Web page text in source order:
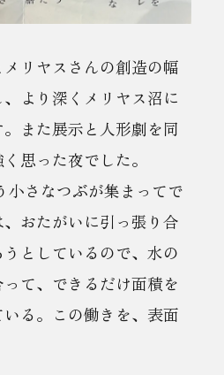
リヤスさんの創造の幅
より深くメリヤス沼に
また展示と人形劇を同
思った夜でした。
さなつぶが集まってで
おたがいに引っ張り合
としているので、水の
て、できるだけ面積を
る。この働きを、表面